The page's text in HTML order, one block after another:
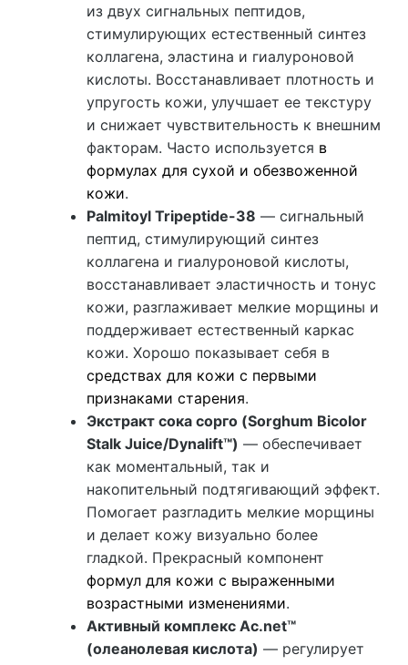
из двух сигнальных пептидов,
стимулирующих естественный синтез
коллагена, эластина и гиалуроновой
кислоты. Восстанавливает плотность и
упругость кожи, улучшает ее текстуру
и снижает чувствительность к внешним
факторам. Часто используется в
формулах для сухой и обезвоженной
кожи.
Palmitoyl Tripeptide-38 — сигнальный
пептид, стимулирующий синтез
коллагена и гиалуроновой кислоты,
восстанавливает эластичность и тонус
кожи, разглаживает мелкие морщины и
поддерживает естественный каркас
кожи. Хорошо показывает себя в
средствах для кожи с первыми
признаками старения.
Экстракт сока сорго (Sorghum Bicolor
Stalk Juice/Dynalift™) — обеспечивает
как моментальный, так и
накопительный подтягивающий эффект.
Помогает разгладить мелкие морщины
и делает кожу визуально более
гладкой. Прекрасный компонент
формул для кожи с выраженными
возрастными изменениями.
Активный комплекс Ac.net™
(олеанолевая кислота) — регулирует